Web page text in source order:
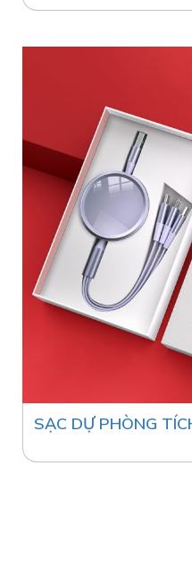
SẠC DỰ PHÒNG